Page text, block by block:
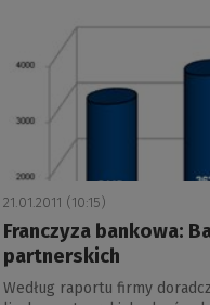
21.01.2011 (10:15)
Franczyza bankowa:
partnerskich
Według raportu firmy